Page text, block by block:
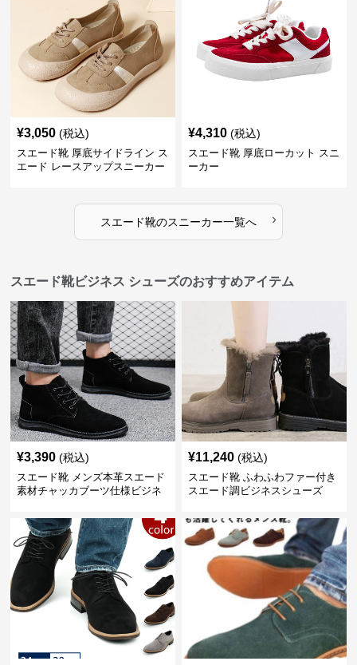
¥3,050 (税込)
スエード靴 厚底サイドライン ス
エード レースアップスニーカー
¥4,310 (税込)
スエード靴 厚底ローカット スニ
ーカー
スエード靴のスニーカー一覧へ ›
スエード靴ビジネス シューズのおすすめアイテム
¥3,390 (税込)
スエード靴 メンズ本革スエード
素材チャッカブーツ仕様ビジネ
¥11,240 (税込)
スエード靴 ふわふわファー付き
スエード調ビジネスシューズ